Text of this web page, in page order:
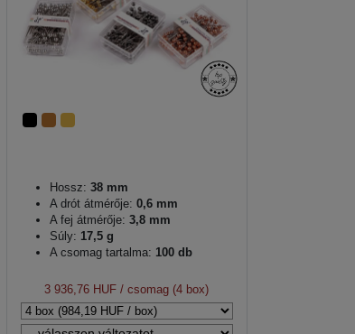
Hossz: 38 mm
A drót átmérője: 0,6 mm
A fej átmérője: 3,8 mm
Súly: 17,5 g
A csomag tartalma: 100 db
3 936,76 HUF / csomag (4 box)